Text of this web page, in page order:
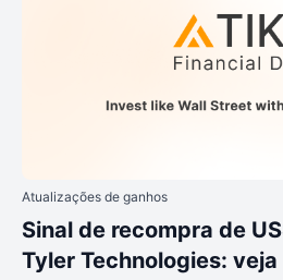
Atualizações de ganhos
Sinal de recompra de
Tyler Technologies: